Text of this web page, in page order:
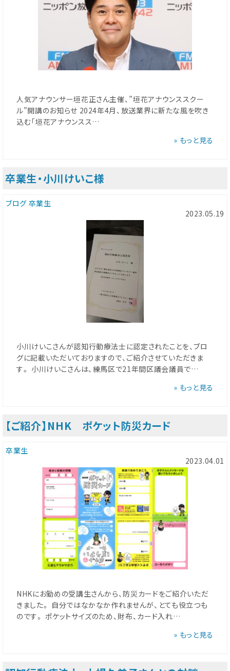
人気アナウンサー垣花正さん主催、”垣花アナウンススクー
ル”開講のお知らせ 2024年4月、放送業界に新たな風を吹き
込む「垣花アナウンスス…
» もっと見る
卒業生・小川けいこ様
ブログ 卒業生
2023.05.19
小川けいこさんが認知行動療法士に認定されたことを、ブロ
グに記載いただいておりますので、ご紹介させていただきま
す。 小川けいこさんは、練馬区で21年間区議会議員で…
» もっと見る
【ご紹介】NHK ポケット防災カード
卒業生
2023.04.01
NHKにお勤めの受講生さんから、防災カードをご紹介いただ
きました。 自分ではなかなか作れませんが、とても役立つも
のです。 ポケットサイズのため、財布、カード入れ…
» もっと見る